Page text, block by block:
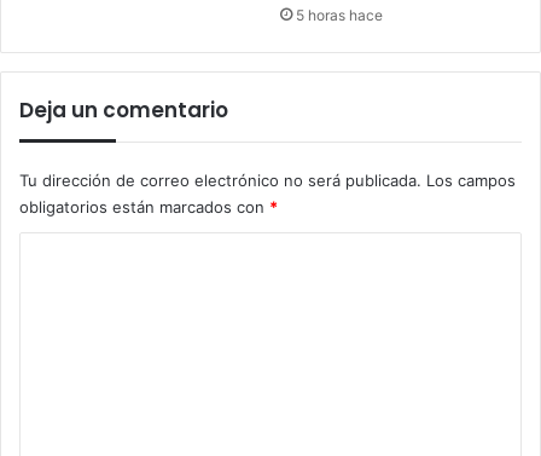
5 horas hace
Deja un comentario
Tu dirección de correo electrónico no será publicada. Los campos
obligatorios están marcados con *